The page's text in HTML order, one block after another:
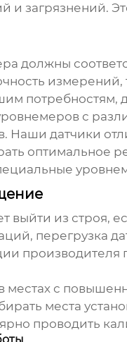
загрязнений.
должны
с
Наши датчики
оптимальное
выйти из строя,
перегрузка
производителя
местах с
места
проводить